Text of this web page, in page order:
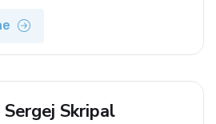
Skripal